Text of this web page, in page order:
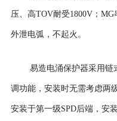
压、高TOV耐受1800V；
外泄电弧，不起火。
易造电涌保护器采用链
调功能，安装时无需考虑两
安装于第一级SPD后端，安